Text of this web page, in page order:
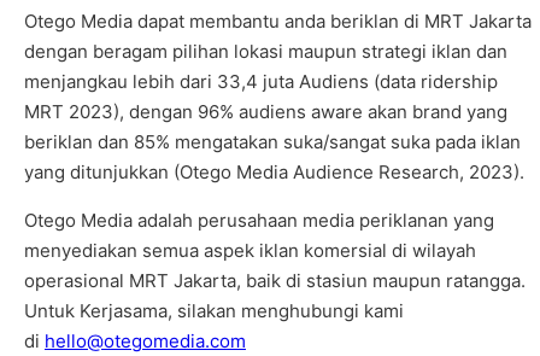
Otego Media dapat membantu anda beriklan di MRT Jakarta
dengan beragam pilihan lokasi maupun strategi iklan dan
menjangkau lebih dari 33,4 juta Audiens (data ridership
MRT 2023), dengan 96% audiens aware akan brand yang
beriklan dan 85% mengatakan suka/sangat suka pada iklan
yang ditunjukkan (Otego Media Audience Research, 2023).
Otego Media adalah perusahaan media periklanan yang
menyediakan semua aspek iklan komersial di wilayah
operasional MRT Jakarta, baik di stasiun maupun ratangga.
Untuk Kerjasama, silakan menghubungi kami
di hello@otegomedia.com